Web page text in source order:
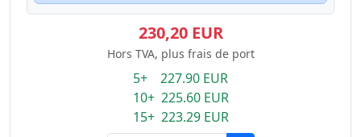
230,20 EUR
Hors TVA, plus frais de port
5+ 227.90 EUR
10+ 225.60 EUR
15+ 223.29 EUR